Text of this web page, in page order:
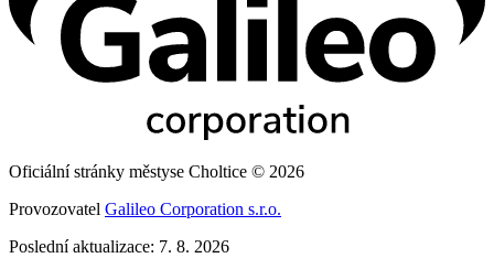
Oficiální stránky městyse Choltice © 2026
Provozovatel Galileo Corporation s.r.o.
Poslední aktualizace: 7. 8. 2026